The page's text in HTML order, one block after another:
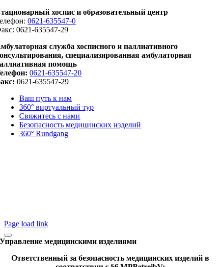
хоспис и образовательный центр
0621-635547-0
0621-635547-29
служба хосписного и паллиативного
специализированная амбулаторная
помощь
0621-635547-20
0621-635547-29
Ваш путь к нам
360° виртуальный тур
Свяжитесь с нами
Безопасность медицинских изделий
360° Rundgang
Page load link
Управление медицинскими изделиями
Ответственный за безопасность медицинских изделий в